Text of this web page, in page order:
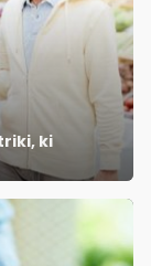
ki